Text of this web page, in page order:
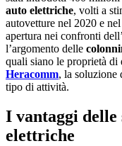
auto elettriche, volti a
autovetture nel 2020 e
apertura nei confronti
l’argomento delle
quali siano le proprietà
Heracomm, la soluzione
tipo di attività.
I vantaggi
elettriche